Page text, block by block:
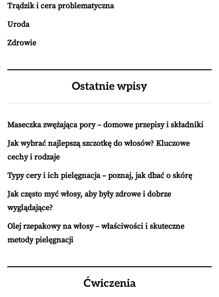
Trądzik i cera problematyczna
Uroda
Zdrowie
Ostatnie wpisy
Maseczka zwężająca pory – domowe przepisy i składniki
Jak wybrać najlepszą szczotkę do włosów? Kluczowe
cechy i rodzaje
Typy cery i ich pielęgnacja – poznaj, jak dbać o skórę
Jak często myć włosy, aby były zdrowe i dobrze
wyglądające?
Olej rzepakowy na włosy – właściwości i skuteczne
metody pielęgnacji
Ćwiczenia